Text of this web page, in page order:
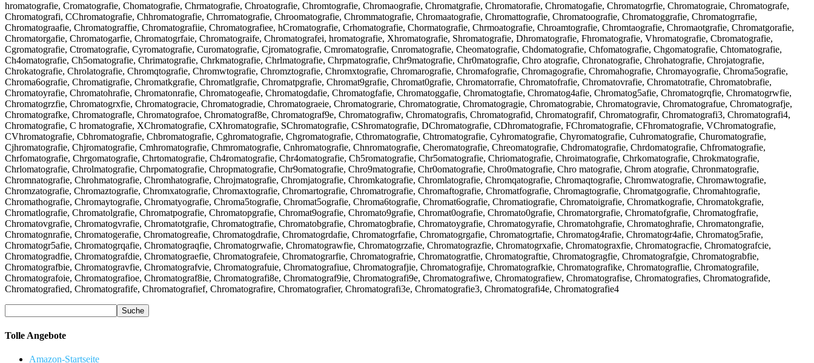
hromatografie, Cromatografie, Chomatografie, Chrmatografie, Chroatografie, Chromtografie, Chromaografie, Chromatgrafie, Chromatorafie, Chromatogafie, Chromatogrfie, Chromatograie, Chromatografe,
Chromatografi, CChromatografie, Chhromatografie, Chrromatografie, Chroomatografie, Chrommatografie, Chromaatografie, Chromattografie, Chromatoografie, Chromatoggrafie, Chromatogrrafie,
Chromatograafie, Chromatograffie, Chromatografiie, Chromatografiee, hCromatografie, Crhomatografie, Chormatografie, Chrmoatografie, Chroamtografie, Chromtaografie, Chromaotgrafie, Chromatgorafie,
Chromatorgafie, Chromatogarfie, Chromatogrfaie, Chromatograife, Chromatografei, hromatografie, Xhromatografie, Shromatografie, Dhromatografie, Fhromatografie, Vhromatografie, Cbromatografie,
Cgromatografie, Ctromatografie, Cyromatografie, Curomatografie, Cjromatografie, Cmromatografie, Cnromatografie, Cheomatografie, Chdomatografie, Chfomatografie, Chgomatografie, Chtomatografie,
Ch4omatografie, Ch5omatografie, Chrimatografie, Chrkmatografie, Chrlmatografie, Chrpmatografie, Chr9matografie, Chr0matografie, Chro atografie, Chronatografie, Chrohatografie, Chrojatografie,
Chrokatografie, Chrolatografie, Chromqtografie, Chromwtografie, Chromztografie, Chromxtografie, Chromarografie, Chromafografie, Chromagografie, Chromahografie, Chromayografie, Chroma5ografie,
Chroma6ografie, Chromatigrafie, Chromatkgrafie, Chromatlgrafie, Chromatpgrafie, Chromat9grafie, Chromat0grafie, Chromatorrafie, Chromatofrafie, Chromatovrafie, Chromatotrafie, Chromatobrafie,
Chromatoyrafie, Chromatohrafie, Chromatonrafie, Chromatogeafie, Chromatogdafie, Chromatogfafie, Chromatoggafie, Chromatogtafie, Chromatog4afie, Chromatog5afie, Chromatogrqfie, Chromatogrwfie,
Chromatogrzfie, Chromatogrxfie, Chromatogracie, Chromatogradie, Chromatograeie, Chromatograrie, Chromatogratie, Chromatogragie, Chromatograbie, Chromatogravie, Chromatografue, Chromatografje,
Chromatografke, Chromatografle, Chromatografoe, Chromatograf8e, Chromatograf9e, Chromatografiw, Chromatografis, Chromatografid, Chromatografif, Chromatografir, Chromatografi3, Chromatografi4,
Chromatografie, C hromatografie, XChromatografie, CXhromatografie, SChromatografie, CShromatografie, DChromatografie, CDhromatografie, FChromatografie, CFhromatografie, VChromatografie,
CVhromatografie, Cbhromatografie, Chbromatografie, Cghromatografie, Chgromatografie, Cthromatografie, Chtromatografie, Cyhromatografie, Chyromatografie, Cuhromatografie, Churomatografie,
Cjhromatografie, Chjromatografie, Cmhromatografie, Chmromatografie, Cnhromatografie, Chnromatografie, Cheromatografie, Chreomatografie, Chdromatografie, Chrdomatografie, Chfromatografie,
Chrfomatografie, Chrgomatografie, Chrtomatografie, Ch4romatografie, Chr4omatografie, Ch5romatografie, Chr5omatografie, Chriomatografie, Chroimatografie, Chrkomatografie, Chrokmatografie,
Chrlomatografie, Chrolmatografie, Chrpomatografie, Chropmatografie, Chr9omatografie, Chro9matografie, Chr0omatografie, Chro0matografie, Chro matografie, Chrom atografie, Chronmatografie,
Chromnatografie, Chrohmatografie, Chromhatografie, Chrojmatografie, Chromjatografie, Chromkatografie, Chromlatografie, Chromqatografie, Chromaqtografie, Chromwatografie, Chromawtografie,
Chromzatografie, Chromaztografie, Chromxatografie, Chromaxtografie, Chromartografie, Chromatrografie, Chromaftografie, Chromatfografie, Chromagtografie, Chromatgografie, Chromahtografie,
Chromathografie, Chromaytografie, Chromatyografie, Chroma5tografie, Chromat5ografie, Chroma6tografie, Chromat6ografie, Chromatiografie, Chromatoigrafie, Chromatkografie, Chromatokgrafie,
Chromatlografie, Chromatolgrafie, Chromatpografie, Chromatopgrafie, Chromat9ografie, Chromato9grafie, Chromat0ografie, Chromato0grafie, Chromatorgrafie, Chromatofgrafie, Chromatogfrafie,
Chromatovgrafie, Chromatogvrafie, Chromatotgrafie, Chromatogtrafie, Chromatobgrafie, Chromatogbrafie, Chromatoygrafie, Chromatogyrafie, Chromatohgrafie, Chromatoghrafie, Chromatongrafie,
Chromatognrafie, Chromatogerafie, Chromatogreafie, Chromatogdrafie, Chromatogrdafie, Chromatogrfafie, Chromatogrgafie, Chromatogrtafie, Chromatog4rafie, Chromatogr4afie, Chromatog5rafie,
Chromatogr5afie, Chromatogrqafie, Chromatograqfie, Chromatogrwafie, Chromatograwfie, Chromatogrzafie, Chromatograzfie, Chromatogrxafie, Chromatograxfie, Chromatogracfie, Chromatografcie,
Chromatogradfie, Chromatografdie, Chromatograefie, Chromatografeie, Chromatograrfie, Chromatografrie, Chromatogratfie, Chromatograftie, Chromatogragfie, Chromatografgie, Chromatograbfie,
Chromatografbie, Chromatogravfie, Chromatografvie, Chromatografuie, Chromatografiue, Chromatografjie, Chromatografije, Chromatografkie, Chromatografike, Chromatograflie, Chromatografile,
Chromatografoie, Chromatografioe, Chromatograf8ie, Chromatografi8e, Chromatograf9ie, Chromatografi9e, Chromatografiwe, Chromatografiew, Chromatografise, Chromatografies, Chromatografide,
Chromatografied, Chromatografife, Chromatografief, Chromatografire, Chromatografier, Chromatografi3e, Chromatografie3, Chromatografi4e, Chromatografie4
Tolle Angebote
Amazon-Startseite